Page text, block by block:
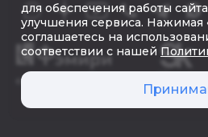
© 2026 «Фэмири»
для обеспечения работы
улучшения сервиса. Нажимая
соглашаетесь на
соответствии с нашей